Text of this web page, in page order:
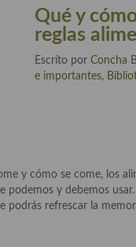
Qué y
reglas
Escrito porConcha
e importantes,
y cómo se come, los
podemos y debemos
podrás refrescar la